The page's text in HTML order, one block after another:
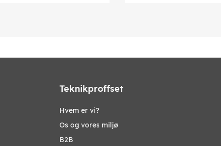
Teknikproffset
Hvem er vi?
Os og vores miljø
B2B